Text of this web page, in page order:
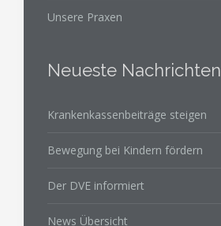
Unsere Praxen
Neueste Nachrichten
Krankenkassenbeiträge steigen
Bewegung bei Kindern fördern
Der DVE informiert
News Übersicht